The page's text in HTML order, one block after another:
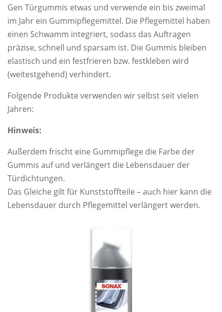
Gen Türgummis etwas und verwende ein bis zweimal
im Jahr ein Gummipflegemittel. Die Pflegemittel haben
einen Schwamm integriert, sodass das Auftragen
präzise, schnell und sparsam ist. Die Gummis bleiben
elastisch und ein festfrieren bzw. festkleben wird
(weitestgehend) verhindert.
Folgende Produkte verwenden wir selbst seit vielen
Jahren:
Hinweis:
Außerdem frischt eine Gummipflege die Farbe der
Gummis auf und verlängert die Lebensdauer der
Türdichtungen.
Das Gleiche gilt für Kunststoffteile – auch hier kann die
Lebensdauer durch Pflegemittel verlängert werden.